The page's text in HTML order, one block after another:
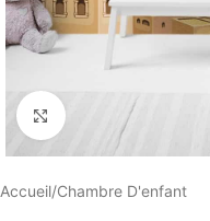
Élargir
Accueil/Chambre D'enfant